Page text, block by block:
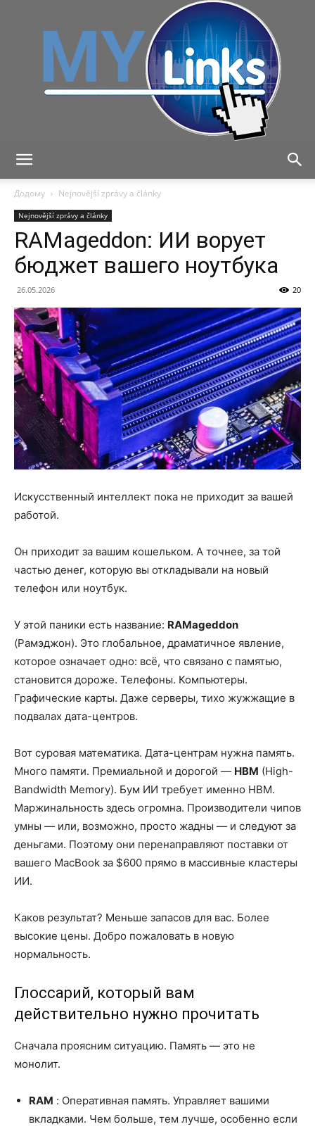
Додому
Nejnovější zprávy a články
Nejnovější zprávy a články
RAMageddon: ИИ ворует
бюджет вашего ноутбука
26.05.2026 20
Искусственный интеллект пока не приходит за вашей
работой.
Он приходит за вашим кошельком. А точнее, за той
частью денег, которую вы откладывали на новый
телефон или ноутбук.
У этой паники есть название: RAMageddon
(Рамэджон). Это глобальное, драматичное явление,
которое означает одно: всё, что связано с памятью,
становится дороже. Телефоны. Компьютеры.
Графические карты. Даже серверы, тихо жужжащие в
подвалах дата-центров.
Вот суровая математика. Дата-центрам нужна память.
Много памяти. Премиальной и дорогой — HBM (High-
Bandwidth Memory). Бум ИИ требует именно HBM.
Маржинальность здесь огромна. Производители чипов
умны — или, возможно, просто жадны — и следуют за
деньгами. Поэтому они перенаправляют поставки от
вашего MacBook за $600 прямо в массивные кластеры
ИИ.
Каков результат? Меньше запасов для вас. Более
высокие цены. Добро пожаловать в новую
нормальность.
Глоссарий, который вам
действительно нужно прочитать
Сначала проясним ситуацию. Память — это не
монолит.
RAM : Оперативная память. Управляет вашими
вкладками. Чем больше, тем лучше, особенно если